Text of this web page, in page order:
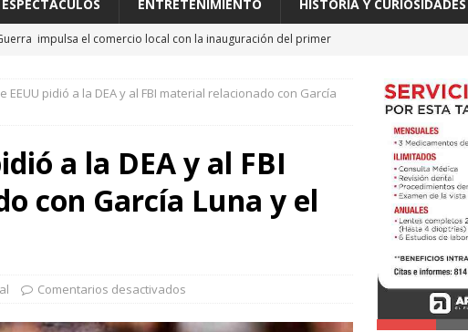
ESPECTÁCULOS ENTRETENIMIENTO HISTORIA Y CURIOSIDADES
impulsa el comercio local con la inauguración del primer
realiza obras que generan progreso
LOCAL
ve incierto el futuro del T-MEC; confía en que sobreviva un
EEUU pidió a la DEA y al FBI material relacionado con García
a la DEA y al FBI
con García Luna y el
Comentarios desactivados